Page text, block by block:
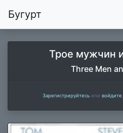
Бугурт
Трое мужчин
Three Men
Зарегистрируйтесьили войдите